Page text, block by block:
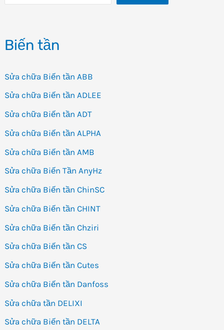
Biến tần
Sửa chữa Biến tần ABB
Sửa chữa Biến tần ADLEE
Sửa chữa Biến tần ADT
Sửa chữa Biến tần ALPHA
Sửa chữa Biến tần AMB
Sửa chữa Biến Tần AnyHz
Sửa chữa Biến tần ChinSC
Sửa chữa Biến tần CHINT
Sửa chữa Biến tần Chziri
Sửa chữa Biến tần CS
Sửa chữa Biến tần Cutes
Sửa chữa Biến tần Danfoss
Sửa chữa tần DELIXI
Sửa chữa Biến tần DELTA